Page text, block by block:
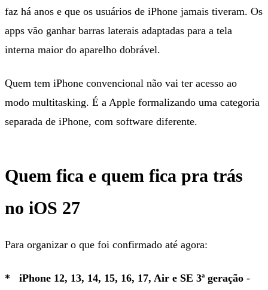
faz há anos e que os usuários de iPhone jamais tiveram. Os
apps vão ganhar barras laterais adaptadas para a tela
interna maior do aparelho dobrável.
Quem tem iPhone convencional não vai ter acesso ao
modo multitasking. É a Apple formalizando uma categoria
separada de iPhone, com software diferente.
Quem fica e quem fica pra trás
no iOS 27
Para organizar o que foi confirmado até agora:
iPhone 12, 13, 14, 15, 16, 17, Air e SE 3ª geração -